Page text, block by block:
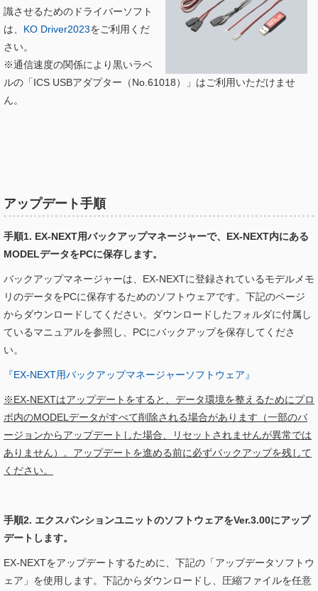
識させるためのドライバーソフト
は、 KO Driver2023をご利用くだ
さい。
※通信速度の関係により黒いラベ
ルの「ICS USBアダプター（No.61018）」はご利用いただけませ
ん。
アップデート手順
手順1. EX-NEXT用バックアップマネージャーで、EX-NEXT内にある
MODELデータをPCに保存します。
バックアップマネージャーは、EX-NEXTに登録されているモデルメモ
リのデータをPCに保存するためのソフトウェアです。下記のページ
からダウンロードしてください。ダウンロードしたフォルダに付属し
ているマニュアルを参照し、PCにバックアップを保存してくださ
い。
『EX-NEXT用バックアップマネージャーソフトウェア』
※EX-NEXTはアップデートをすると、データ環境を整えるためにプロ
ポ内のMODELデータがすべて削除される場合があります（一部のバ
ージョンからアップデートした場合、リセットされませんが異常では
ありません）。アップデートを進める前に必ずバックアップを残して
ください。
手順2. エクスパンションユニットのソフトウェアをVer.3.00にアップ
デートします。
EX-NEXTをアップデートするために、下記の「アップデータソフトウ
ェア」を使用します。下記からダウンロードし、圧縮ファイルを任意